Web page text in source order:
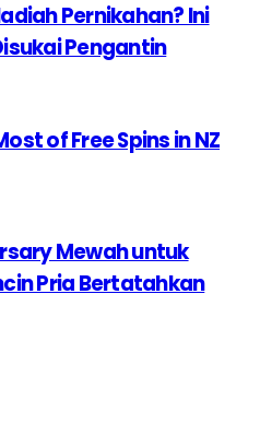
Pernikahan? Ini
Pengantin
of Free Spins in NZ
Mewah untuk
Pria Bertatahkan